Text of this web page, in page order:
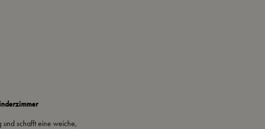
und schafft eine weiche,